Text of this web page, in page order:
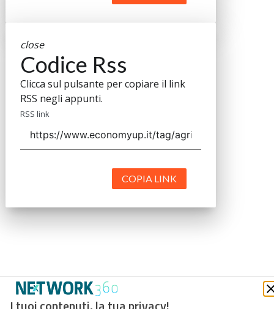
close
Codice Rss
Clicca sul pulsante per copiare il link
RSS negli appunti.
RSS link
COPIA LINK